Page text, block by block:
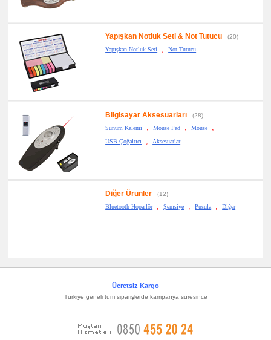
Yapışkan Notluk Seti & Not Tutucu
(20)
Yapışkan Notluk Seti
, Not Tutucu
Bilgisayar Aksesuarları
(28)
Sunum Kalemi
, Mouse Pad , Mouse ,
USB Çoğaltıcı , Aksesuarlar
Diğer Ürünler
(12)
Bluetooth Hoparlör
, Şemsiye , Pusula , Diğer
Ücretsiz Kargo
Türkiye geneli tüm siparişlerde kampanya süresince